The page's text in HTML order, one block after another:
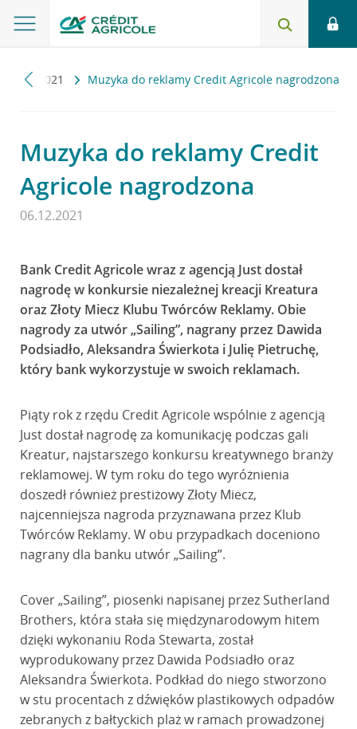
2021 Muzyka do reklamy Credit Agricole nagrodzona
Muzyka do reklamy Credit
Agricole nagrodzona
06.12.2021
Bank Credit Agricole wraz z agencją Just dostał
nagrodę w konkursie niezależnej kreacji Kreatura
oraz Złoty Miecz Klubu Twórców Reklamy. Obie
nagrody za utwór „Sailing”, nagrany przez Dawida
Podsiadło, Aleksandra Świerkota i Julię Pietruchę,
który bank wykorzystuje w swoich reklamach.
Piąty rok z rzędu Credit Agricole wspólnie z agencją
Just dostał nagrodę za komunikację podczas gali
Kreatur, najstarszego konkursu kreatywnego branży
reklamowej. W tym roku do tego wyróżnienia
doszedł również prestiżowy Złoty Miecz,
najcenniejsza nagroda przyznawana przez Klub
Twórców Reklamy. W obu przypadkach doceniono
nagrany dla banku utwór „Sailing”.
Cover „Sailing”, piosenki napisanej przez Sutherland
Brothers, która stała się międzynarodowym hitem
dzięki wykonaniu Roda Stewarta, został
wyprodukowany przez Dawida Podsiadło oraz
Aleksandra Świerkota. Podkład do niego stworzono
w stu procentach z dźwięków plastikowych odpadów
zebranych z bałtyckich plaż w ramach prowadzonej